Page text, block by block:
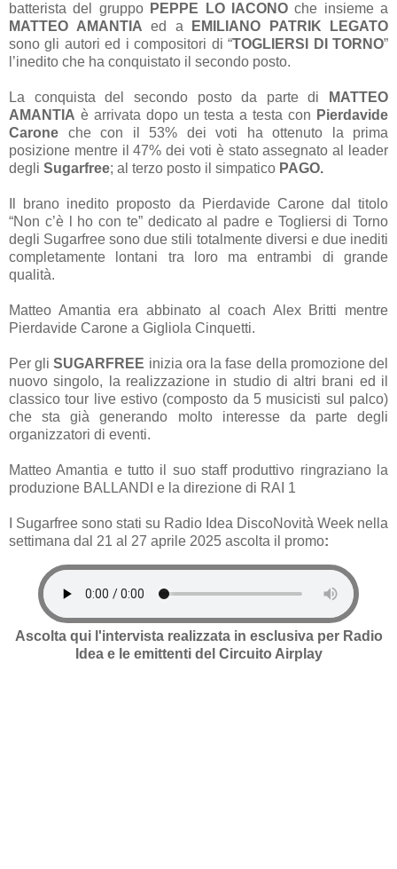
batterista del gruppo PEPPE LO IACONOche insieme a
MATTEO AMANTIA ed a
EMILIANO PATRIK LEGATO
sono gli autori ed i compositori di “TOGLIERSI DI TORNO”
l’inedito che ha conquistato il secondo posto.
La conquista del secondo posto da parte di
MATTEO
AMANTIA è arrivata dopo un testa a testa con Pierdavide
Carone che con il 53% dei voti ha ottenuto la prima
posizione mentre il 47% dei voti è stato assegnato al leader
degli Sugarfree; al terzo posto il simpatico PAGO.
Il brano inedito proposto da Pierdavide Carone dal titolo
“Non c’è l ho con te” dedicato al padre e Togliersi di Torno
degli Sugarfree sono due stili totalmente diversi e due inediti
completamente lontani tra loro ma entrambi di grande
qualità.
Matteo Amantia era abbinato al coach Alex Britti mentre
Pierdavide Carone a Gigliola Cinquetti.
Per gli SUGARFREE inizia ora la fase della promozione del
nuovo singolo, la realizzazione in studio di altri brani ed il
classico tour live estivo (composto da 5 musicisti sul palco)
che sta già generando molto interesse da parte degli
organizzatori di eventi.
Matteo Amantia e tutto il suo staff produttivo ringraziano la
produzione BALLANDI e la direzione di RAI 1
I Sugarfree sono stati su Radio Idea DiscoNovità Week nella
settimana dal 21 al 27 aprile 2025 ascolta il promo:
Ascolta qui l'intervista realizzata in esclusiva per Radio
Idea e le emittenti del Circuito Airplay